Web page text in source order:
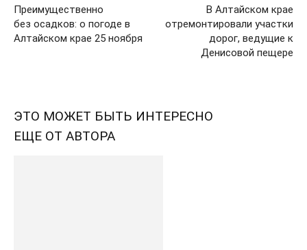
Преимущественно
без осадков: о погоде в
Алтайском крае 25 ноября
В Алтайском крае
отремонтировали участки
дорог, ведущие к
Денисовой пещере
ЭТО МОЖЕТ БЫТЬ ИНТЕРЕСНО
ЕЩЕ ОТ АВТОРА